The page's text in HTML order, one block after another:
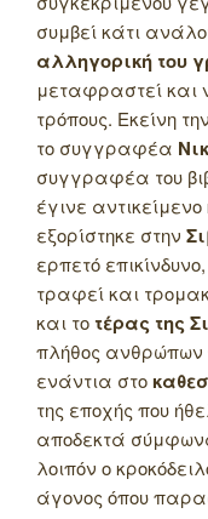
συμβεί κάτι
αλληγορική του
μεταφραστεί και
τρόπους. Εκείνη
το συγγραφέα
συγγραφέα του
έγινε αντικείμενο
εξορίστηκε στην
ερπετό
τραφεί και
και το τέρας της
πλήθος ανθρώπων
ενάντια στο
της εποχής που
αποδεκτά
λοιπόν ο
άγονος όπου